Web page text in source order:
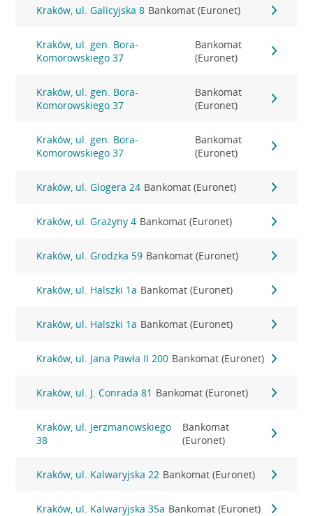
Kraków, ul. Galicyjska 8 Bankomat (Euronet)
Kraków, ul. gen. Bora-
Komorowskiego 37
Bankomat
(Euronet)
Kraków, ul. gen. Bora-
Komorowskiego 37
Bankomat
(Euronet)
Kraków, ul. gen. Bora-
Komorowskiego 37
Bankomat
(Euronet)
Kraków, ul. Glogera 24 Bankomat (Euronet)
Kraków, ul. Grażyny 4 Bankomat (Euronet)
Kraków, ul. Grodzka 59 Bankomat (Euronet)
Kraków, ul. Halszki 1a Bankomat (Euronet)
Kraków, ul. Halszki 1a Bankomat (Euronet)
Kraków, ul. Jana Pawła II 200 Bankomat (Euronet)
Kraków, ul. J. Conrada 81 Bankomat (Euronet)
Kraków, ul. Jerzmanowskiego
38
Bankomat
(Euronet)
Kraków, ul. Kalwaryjska 22 Bankomat (Euronet)
Kraków, ul. Kalwaryjska 35a Bankomat (Euronet)